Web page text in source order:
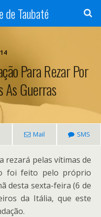
de Taubaté
Para Rezar Por
As Guerras
Mail SMS
rezará pelas vítimas de
foi feito pelo próprio
desta sexta-feira (6 de
da Itália, que este